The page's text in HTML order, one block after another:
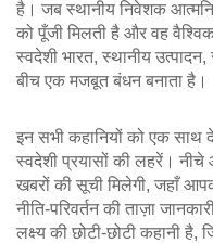
है। जब स्थानीय निवेशक
को पूँजी मिलती है और वह
स्वदेशी भारत, स्थानीय
बीच एक मजबूत बंधन बनाता है।
इन सभी कहानियों को एक साथ
स्वदेशी प्रयासों की लहरें। नीचे
खबरों की सूची मिलेगी, जहाँ
नीति‑परिवर्तन की ताज़ा
लक्ष्य की छोटी‑छोटी कहानी